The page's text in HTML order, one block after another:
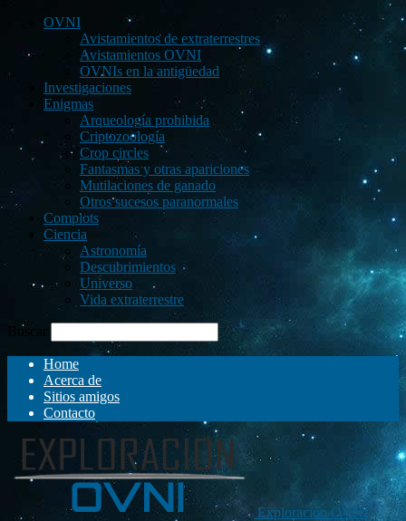
OVNI
Avistamientos de extraterrestres
Avistamientos OVNI
OVNIs en la antigüedad
Investigaciones
Enigmas
Arqueología prohibida
Criptozoología
Crop circles
Fantasmas y otras apariciones
Mutilaciones de ganado
Otros sucesos paranormales
Complots
Ciencia
Astronomía
Descubrimientos
Universo
Vida extraterrestre
Buscar
Home
Acerca de
Sitios amigos
Contacto
Exploración OVNI